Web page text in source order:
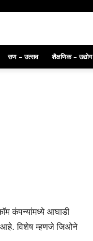
सण – उत्सव शैक्षणिक – उद्योग
कंपन्यांमध्ये आघाडी
आहे. विशेष म्हणजे जिओने